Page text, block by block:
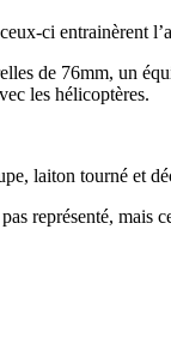
ci entrainèrent
de 76mm, un
les hélicoptères.
laiton tourné et
représenté,